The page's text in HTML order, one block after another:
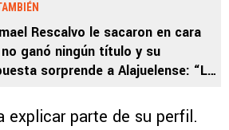
Rescalvo le sacaron en cara
ganó ningún título y su
sorprende a Alajuelense: “Lo
explicar parte de su perfil.